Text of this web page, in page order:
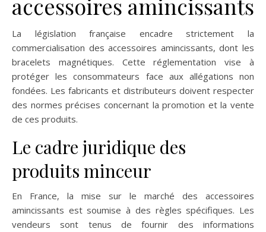
accessoires amincissants
La législation française encadre strictement la
commercialisation des accessoires amincissants, dont les
bracelets magnétiques. Cette réglementation vise à
protéger les consommateurs face aux allégations non
fondées. Les fabricants et distributeurs doivent respecter
des normes précises concernant la promotion et la vente
de ces produits.
Le cadre juridique des
produits minceur
En France, la mise sur le marché des accessoires
amincissants est soumise à des règles spécifiques. Les
vendeurs sont tenus de fournir des informations